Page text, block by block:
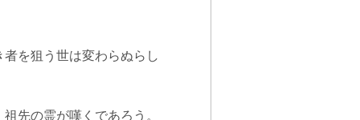
を狙う世は変わらぬらし
先の霊が嘆くであろう。